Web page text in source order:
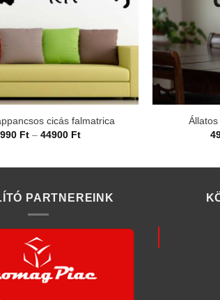
cicás falmatrica
Ft – 44900 FtÁrtartomány:
PARTNEREINK